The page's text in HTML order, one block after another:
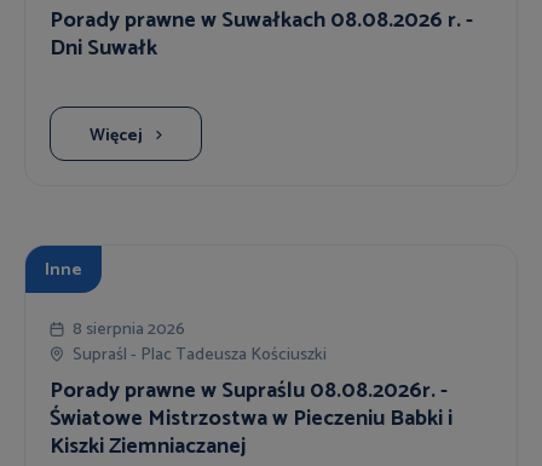
Porady prawne w Suwałkach 08.08.2026 r. -
Dni Suwałk
Więcej
Inne
8 sierpnia 2026
Supraśl - Plac Tadeusza Kościuszki
Porady prawne w Supraślu 08.08.2026r. -
Światowe Mistrzostwa w Pieczeniu Babki i
Kiszki Ziemniaczanej